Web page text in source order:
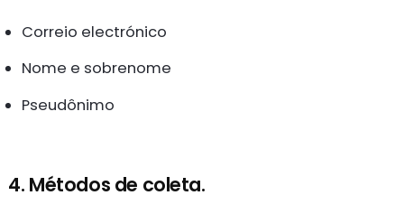
Correio electrónico
Nome e sobrenome
Pseudônimo
4. Métodos de coleta.